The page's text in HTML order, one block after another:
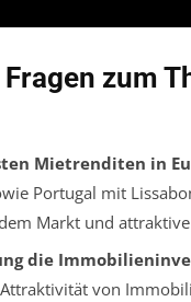
zum
Mietrenditen in
Portugal mit
Markt und
die
von